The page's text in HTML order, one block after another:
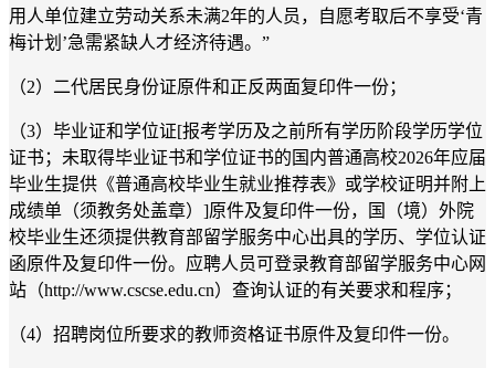
用人单位建立劳动关系未满2年的人员，自愿考取后不享受‘青
梅计划’急需紧缺人才经济待遇。”
（2）二代居民身份证原件和正反两面复印件一份；
（3）毕业证和学位证[报考学历及之前所有学历阶段学历学位
证书；未取得毕业证书和学位证书的国内普通高校2026年应届
毕业生提供《普通高校毕业生就业推荐表》或学校证明并附上
成绩单（须教务处盖章）]原件及复印件一份，国（境）外院
校毕业生还须提供教育部留学服务中心出具的学历、学位认证
函原件及复印件一份。应聘人员可登录教育部留学服务中心网
站（http://www.cscse.edu.cn）查询认证的有关要求和程序；
（4）招聘岗位所要求的教师资格证书原件及复印件一份。